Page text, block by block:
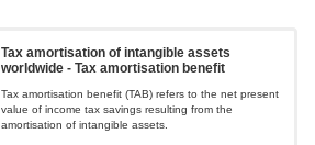
Tax amortisation of intangible assets
worldwide - Tax amortisation benefit
Tax amortisation benefit (TAB) refers to the net present
value of income tax savings resulting from the
amortisation of intangible assets.